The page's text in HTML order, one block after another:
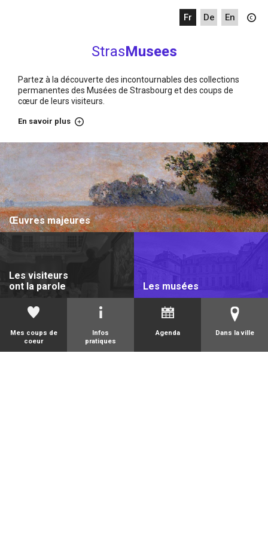
fr de en
StrasMusees
Partez à la découverte des incontournables des collections
permanentes des Musées de Strasbourg et des coups de
cœur de leurs visiteurs.
En savoir plus sur
Œuvres majeures
Les visiteurs
ont la parole
Les musées
Mes coups de
coeur
Infos
pratiques
Agenda Dans la ville